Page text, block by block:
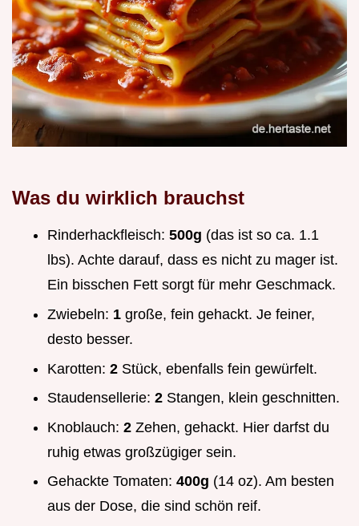
Was du wirklich brauchst
Rinderhackfleisch: 500g (das ist so ca. 1.1
lbs). Achte darauf, dass es nicht zu mager ist.
Ein bisschen Fett sorgt für mehr Geschmack.
Zwiebeln: 1 große, fein gehackt. Je feiner,
desto besser.
Karotten: 2 Stück, ebenfalls fein gewürfelt.
Staudensellerie: 2 Stangen, klein geschnitten.
Knoblauch: 2 Zehen, gehackt. Hier darfst du
ruhig etwas großzügiger sein.
Gehackte Tomaten: 400g (14 oz). Am besten
aus der Dose, die sind schön reif.